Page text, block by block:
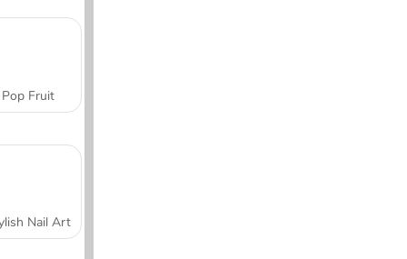
Pop Fruit
Nail Art